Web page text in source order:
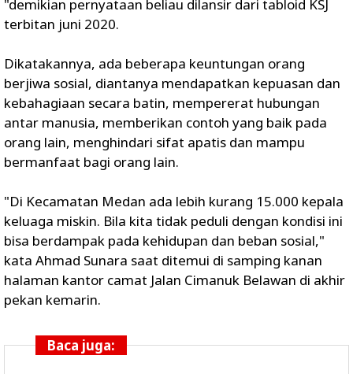
"demikian pernyataan beliau dilansir dari tabloid KSJ
terbitan juni 2020.
Dikatakannya, ada beberapa keuntungan orang
berjiwa sosial, diantanya mendapatkan kepuasan dan
kebahagiaan secara batin, mempererat hubungan
antar manusia, memberikan contoh yang baik pada
orang lain, menghindari sifat apatis dan mampu
bermanfaat bagi orang lain.
"Di Kecamatan Medan ada lebih kurang 15.000 kepala
keluaga miskin. Bila kita tidak peduli dengan kondisi ini
bisa berdampak pada kehidupan dan beban sosial,"
kata Ahmad Sunara saat ditemui di samping kanan
halaman kantor camat Jalan Cimanuk Belawan di akhir
pekan kemarin.
Baca juga: